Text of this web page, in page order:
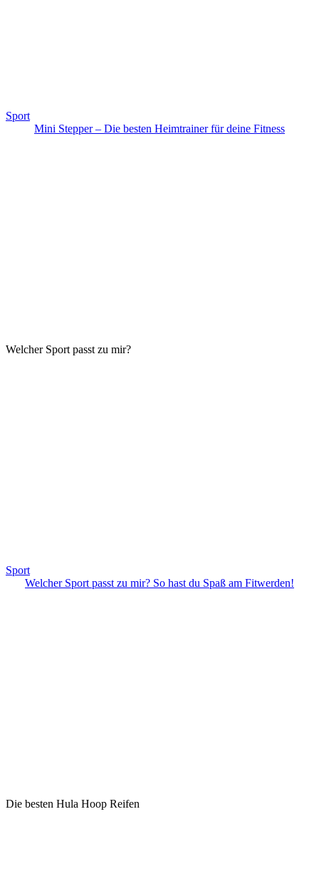
Sport
Mini Stepper – Die besten Heimtrainer für deine Fitness
Welcher Sport passt zu mir?
Sport
Welcher Sport passt zu mir? So hast du Spaß am Fitwerden!
Die besten Hula Hoop Reifen